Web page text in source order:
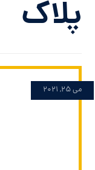
پلاک
می 25, 2021